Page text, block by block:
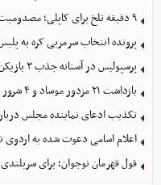
۹ دقیقه تلخ برای کاپلی؛ مصدومیت شدید مقابل رئال بتیس
پرونده انتخاب سرمربی کره به
پرسپولیس در آستانه جذب ۳ بازیکن جدید
بازداشت ۲۱ مزدور موساد و ۴ شرور مسلح توسط وزارت اطلاعات
تکذیب ادعای نماینده مجلس
اعلام اسامی دعوت شده به
قول قهرمان نوجوان؛ برای